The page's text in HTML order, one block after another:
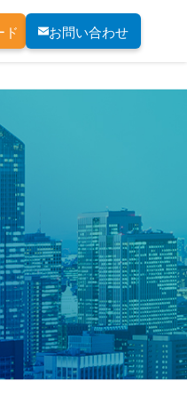
ド お問い合わせ